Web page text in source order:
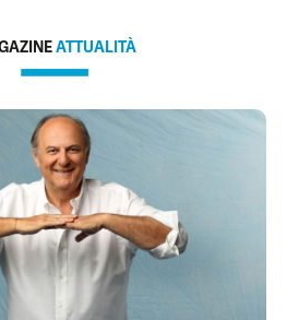
ATTUALITÀ